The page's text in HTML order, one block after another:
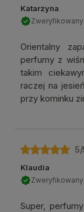
Katarzyna
Orientalny
perfumy z
takim
raczej na
przy kominku
5
Klaudia
Super,